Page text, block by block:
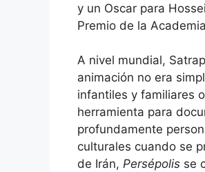
y un Oscar para
Premio de la
A nivel mundial,
animación no era
infantiles y familiares
herramienta para
profundamente
culturales cuando se
de Irán, Persépolis se